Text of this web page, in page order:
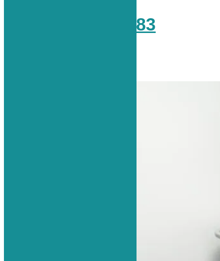
+7 (812) 765-03-83